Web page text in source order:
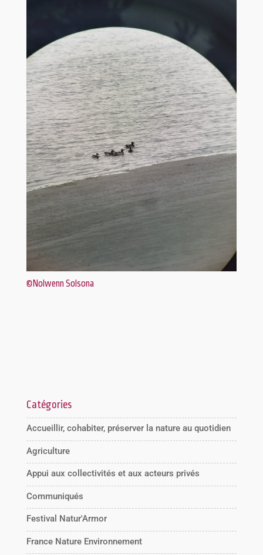
©Nolwenn Solsona
Catégories
Accueillir, cohabiter, préserver la nature au quotidien
Agriculture
Appui aux collectivités et aux acteurs privés
Communiqués
Festival Natur'Armor
France Nature Environnement